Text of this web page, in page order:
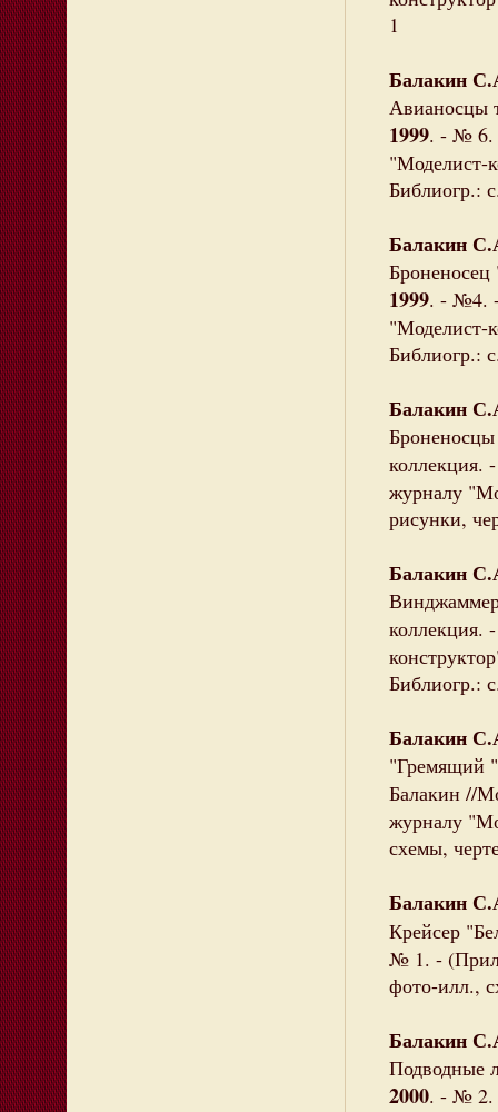
1
Балакин
Авианосцы
1999. - № 6.
"Моделист-
Библиогр.:
Балакин
1999. - №4.
"Моделист-
Библиогр.:
Балакин
коллекция.
журналу
рисунки,
Балакин
коллекция.
Библиогр.:
Балакин
"Гремящий
Балакин //
журналу
схемы,
Балакин
Крейсер
№ 1. -
фото-илл.,
Балакин
Подводные
2000. - № 2.